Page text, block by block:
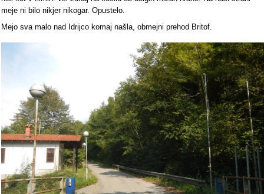
meje ni bilo nikjer nikogar. Opustelo.
Mejo sva malo nad Idrijco komaj našla, obmejni prehod Britof.